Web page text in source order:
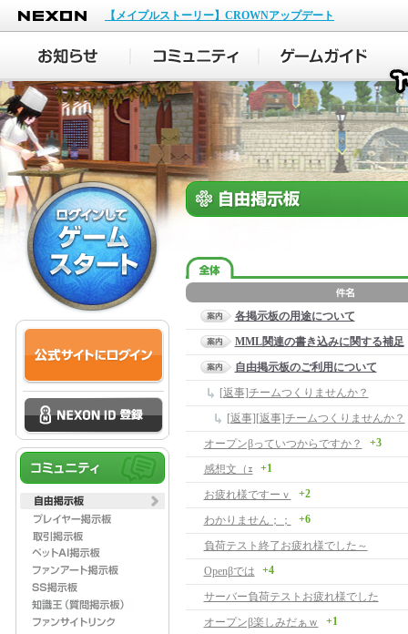
NEXON
【メイプルストーリー】CROWNアップデート
各掲示板の用途について
MML関連の書き込みに関する補足
自由掲示板のご利用について
[返事]チームつくりませんか？
[返事][返事]チームつくりませんか？
オープンβっていつからですか？
+3
感想文（ｪ +1
お疲れ様ですーｖ +2
わかりません；； +6
負荷テスト終了お疲れ様でした～
Openβでは
+4
サーバー負荷テストお疲れ様でした
オープンβ楽しみだぁｗ
+1